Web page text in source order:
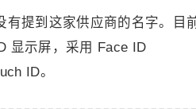
有提到这家供应商的名字。目
显示屏，采用 Face ID
ID。